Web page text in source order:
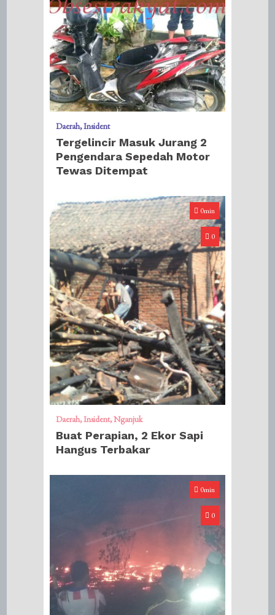
Daerah Insident
Tergelincir Masuk Jurang 2
Pengendara Sepedah Motor
Tewas Ditempat
0min
0
Daerah Insident Nganjuk
Buat Perapian, 2 Ekor Sapi
Hangus Terbakar
0min
0